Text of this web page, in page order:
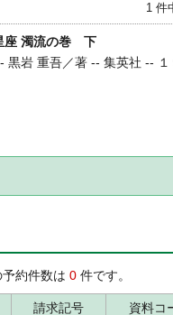
1 件
座 濁流の巻 下
黒岩 重吾／著 -- 集英社 --
約件数は 0 件です。
請求記号 資料コ